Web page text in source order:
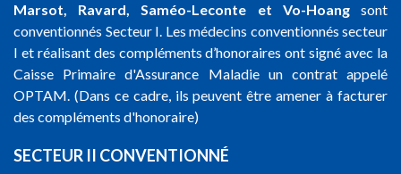
Marsot, Ravard, Saméo-Leconte et Vo-Hoangsont
conventionnés Secteur I. Les médecins conventionnés secteur
I et réalisant des compléments d’honoraires ont signé avec la
Caisse Primaire d'Assurance Maladie un contrat appelé
OPTAM. (Dans ce cadre, ils peuvent être amener à facturer
des compléments d'honoraire)
SECTEUR II CONVENTIONNÉ